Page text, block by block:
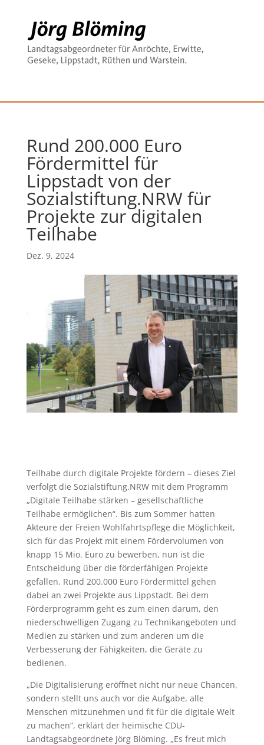
Rund 200.000 Euro
Fördermittel für
Lippstadt von der
Sozialstiftung.NRW für
Projekte zur digitalen
Teilhabe
Dez. 9, 2024
Teilhabe durch digitale Projekte fördern – dieses Ziel
verfolgt die Sozialstiftung.NRW mit dem Programm
„Digitale Teilhabe stärken – gesellschaftliche
Teilhabe ermöglichen“. Bis zum Sommer hatten
Akteure der Freien Wohlfahrtspflege die Möglichkeit,
sich für das Projekt mit einem Fördervolumen von
knapp 15 Mio. Euro zu bewerben, nun ist die
Entscheidung über die förderfähigen Projekte
gefallen. Rund 200.000 Euro Fördermittel gehen
dabei an zwei Projekte aus Lippstadt. Bei dem
Förderprogramm geht es zum einen darum, den
niederschwelligen Zugang zu Technikangeboten und
Medien zu stärken und zum anderen um die
Verbesserung der Fähigkeiten, die Geräte zu
bedienen.
„Die Digitalisierung eröffnet nicht nur neue Chancen,
sondern stellt uns auch vor die Aufgabe, alle
Menschen mitzunehmen und fit für die digitale Welt
zu machen“, erklärt der heimische CDU-
Landtagsabgeordnete Jörg Blöming. „Es freut mich